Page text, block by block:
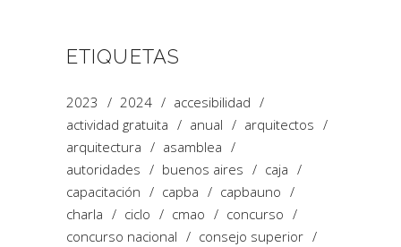
ETIQUETAS
2023 2024
accesibilidad
actividad gratuita
anual
arquitectos
arquitectura
asamblea
autoridades
buenos aires
caja
capacitación
capba
capbauno
charla
ciclo cmao
concurso
concurso nacional
consejo superior